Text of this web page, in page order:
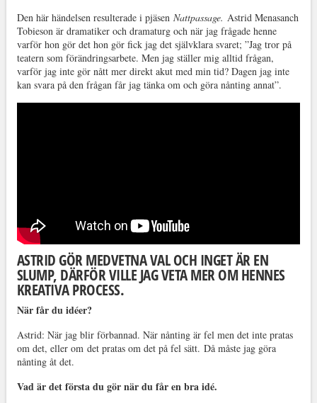
Den här händelsen resulterade i pjäsen Nattpassage. Astrid Menasanch
Tobieson är dramatiker och dramaturg och när jag frågade henne
varför hon gör det hon gör fick jag det självklara svaret; ”Jag tror på
teatern som förändringsarbete. Men jag ställer mig alltid frågan,
varför jag inte gör nått mer direkt akut med min tid? Dagen jag inte
kan svara på den frågan får jag tänka om och göra nånting annat”.
ASTRID GÖR MEDVETNA VAL OCH INGET ÄR EN
SLUMP, DÄRFÖR VILLE JAG VETA MER OM HENNES
KREATIVA PROCESS.
När får du idéer?
Astrid: När jag blir förbannad. När nånting är fel men det inte pratas
om det, eller om det pratas om det på fel sätt. Då måste jag göra
nånting åt det.
Vad är det första du gör när du får en bra idé.